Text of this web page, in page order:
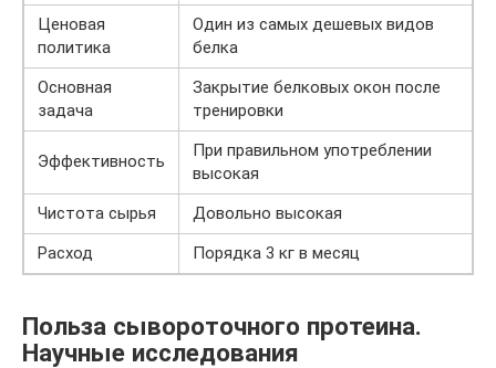
Ценовая
политика
Один из самых дешевых видов
белка
Основная
задача
Закрытие белковых окон после
тренировки
Эффективность
При правильном употреблении
высокая
Чистота сырья
Довольно высокая
Расход
Порядка 3 кг в месяц
Польза сывороточного протеина.
Научные исследования